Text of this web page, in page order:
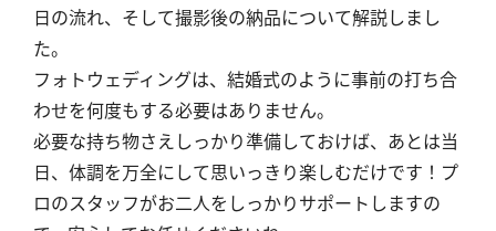
日の流れ、そして撮影後の納品について解説しまし
た。
フォトウェディングは、結婚式のように事前の打ち合
わせを何度もする必要はありません。
必要な持ち物さえしっかり準備しておけば、あとは当
日、体調を万全にして思いっきり楽しむだけです！プ
ロのスタッフがお二人をしっかりサポートしますの